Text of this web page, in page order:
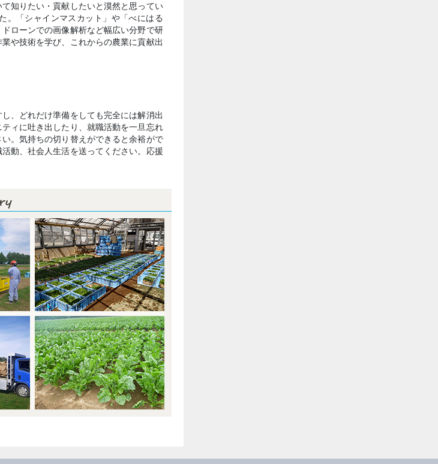
知りたい・貢献したいと漠然と思ってい
。「シャインマスカット」や「べにはる
ローンでの画像解析など幅広い分野で研
や技術を学び、これからの農業に貢献出
、どれだけ準備をしても完全には解消出
ィに吐き出したり、就職活動を一旦忘れ
。気持ちの切り替えができると余裕がで
動、社会人生活を送ってください。応援